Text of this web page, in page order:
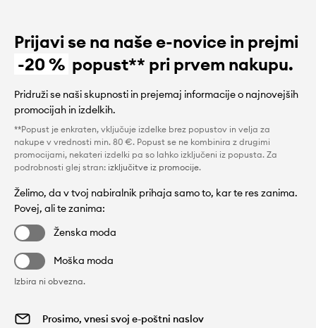
Prijavi se na naše e-novice in prejmi
-20 % popust** pri prvem nakupu.
Pridruži se naši skupnosti in prejemaj informacije o najnovejših
promocijah in izdelkih.
**Popust je enkraten, vključuje izdelke brez popustov in velja za
nakupe v vrednosti min. 80 €. Popust se ne kombinira z drugimi
promocijami, nekateri izdelki pa so lahko izključeni iz popusta. Za
podrobnosti glej stran: izključitve iz promocije.
Želimo, da v tvoj nabiralnik prihaja samo to, kar te res zanima.
Povej, ali te zanima:
Ženska moda
Moška moda
Izbira ni obvezna.